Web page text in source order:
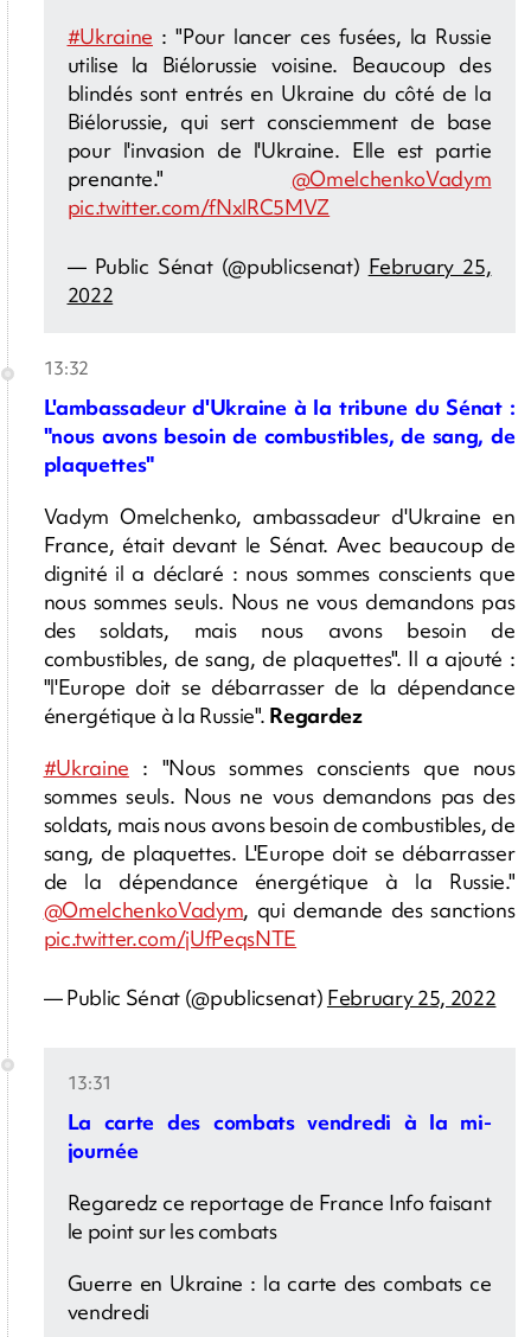
#Ukraine : "Pour lancer ces fusées, la Russie
utilise la Biélorussie voisine. Beaucoup des
blindés sont entrés en Ukraine du côté de la
Biélorussie, qui sert consciemment de base
pour l'invasion de l'Ukraine. Elle est partie
prenante." @OmelchenkoVadym
pic.twitter.com/fNxlRC5MVZ
— Public Sénat (@publicsenat) February 25,
2022
13:32
L'ambassadeur d'Ukraine à la tribune du Sénat :
"nous avons besoin de combustibles, de sang, de
plaquettes"
Vadym Omelchenko, ambassadeur d'Ukraine en
France, était devant le Sénat. Avec beaucoup de
dignité il a déclaré : nous sommes conscients que
nous sommes seuls. Nous ne vous demandons pas
des soldats, mais nous avons besoin de
combustibles, de sang, de plaquettes". Il a ajouté :
"l'Europe doit se débarrasser de la dépendance
énergétique à la Russie". Regardez
#Ukraine : "Nous sommes conscients que nous
sommes seuls. Nous ne vous demandons pas des
soldats, mais nous avons besoin de combustibles, de
sang, de plaquettes. L'Europe doit se débarrasser
de la dépendance énergétique à la Russie."
@OmelchenkoVadym, qui demande des sanctions
pic.twitter.com/jUfPeqsNTE
— Public Sénat (@publicsenat) February 25, 2022
13:31
La carte des combats vendredi à la mi-
journée
Regaredz ce reportage de France Info faisant
le point sur les combats
Guerre en Ukraine : la carte des combats ce
vendredi